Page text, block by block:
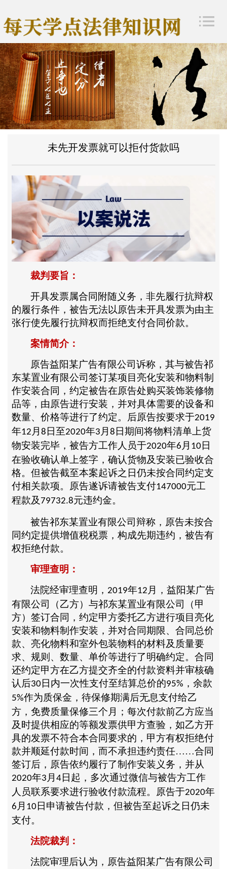
未先开发票就可以拒付货款吗
裁判要旨：
开具发票属合同附随义务，非先履行抗辩权
的履行条件，被告无法以原告未开具发票为由主
张行使先履行抗辩权而拒绝支付合同价款。
案情简介：
原告益阳某广告有限公司诉称，其与被告祁
东某置业有限公司签订某项目亮化安装和物料制
作安装合同，约定被告在原告处购买装饰装修物
品等，由原告进行安装，并对具体需要的设备和
数量、价格等进行了约定。后原告按要求于2019
年12 月8 日至2020年3 月8 日期间将物料清单上货
物安装完毕，被告方工作人员于2020年6 月 10 日
在验收确认单上签字，确认货物及安装已验收合
格。但被告截至本案起诉之日仍未按合同约定支
付相关款项。原告遂诉请被告支付147000元工
程款及 79732.8元违约金。
被告祁东某置业有限公司辩称，原告未按合
同约定提供增值税税票，构成先期违约，被告有
权拒绝付款。
审理查明：
法院经审理查明，2019年12 月，益阳某广告
有限公司（乙方）与祁东某置业有限公司（甲
方）签订合同，约定甲方委托乙方进行项目亮化
安装和物料制作安装，并对合同期限、合同总价
款、亮化物料和室外包装物料的材料及质量要
求、规则、数量、单价等进行了明确约定。合同
还约定甲方在乙方提交齐全的付款资料并审核确
认后30 日内一次性支付至结算总价的95% ，余款
5%作为质保金，待保修期满后无息支付给乙
方，免费质量保修三个月；每次付款前乙方应当
及时提供相应的等额发票供甲方查验，如乙方开
具的发票不符合本合同要求的，甲方有权拒绝付
款并顺延付款时间，而不承担违约责任……合同
签订后，原告依约履行了制作安装义务，并从
2020年3 月4 日起，多次通过微信与被告方工作
人员联系要求进行验收付款流程。原告于2020年
6 月 10 日申请被告付款，但被告至起诉之日仍未
支付。
法院裁判：
法院审理后认为，原告益阳某广告有限公司